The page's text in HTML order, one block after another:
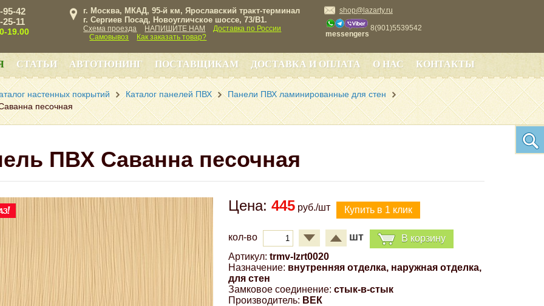
95-42
25-11
19.00
г. Москва, МКАД, 95-й км, Ярославский тракт-терминал
г. Сергиев Посад, Новоугличское шоссе, 73/B1.
Схема проезда НАПИШИТЕ НАМ
Доставка по России
Самовывоз
Как заказать товар?
shop@lazarty.ru
messengers
8(901)5539542
СТАТЬИ АВТОТЮНИНГ ПОСТАВЩИКАМ ДОСТАВКА И ОПЛАТА О НАС КОНТАКТЫ
настенных покрытий Каталог панелей ПВХ
Панели ПВХ ламинированные для стен
песочная
ПВХ Саванна песочная
Цена:445 руб./шт
кол-во шт
В корзину
Артикул: trmv-lzrt0020
Назначение: внутренняя отделка, наружная отделка,
для стен
Замковое соединение: стык-в-стык
Производитель: ВЕК